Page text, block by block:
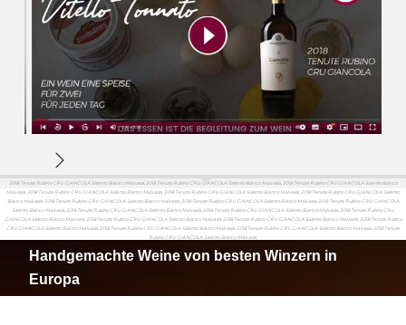
2018 Tenute Rubino CRU GIANCOLA Salento Bianco Malvasia, 2018 Tenute Rubino CRU GIANCOLA Salento Bianco Malvasia, 2018 Tenute Rubino CRU GIANCOLA Salento Bianco
Malvasia, 2018 Tenute Rubino CRU GIANCOLA Salento Bianco Malvasia, 2018 Tenute Rubino CRU GIANCOLA Salento Bianco Malvasia, 2018 Tenute Rubino CRU GIANCOLA Salento
Bianco Malvasia, 2018 Tenute Rubino CRU GIANCOLA Salento Bianco Malvasia, 2018 Tenute Rubino CRU GIANCOLA Salento Bianco Malvasia, 2018 Tenute Rubino CRU GIANCOLA
Salento Bianco Malvasia, 2018 Tenute Rubino CRU GIANCOLA Salento Bianco Malvasia, 2018 Tenute Rubino CRU GIANCOLA Salento Bianco Malvasia, 2018 Tenute Rubino CRU
GIANCOLA Salento Bianco Malvasia, 2018 Tenute Rubino CRU GIANCOLA Salento Bianco Malvasia, 2018 Tenute Rubino CRU GIANCOLA Salento Bianco Malvasia, 2018 Tenute Rubino
CRU GIANCOLA Salento Bianco Malvasia, 2018 Tenute Rubino CRU GIANCOLA Salento Bianco Malvasia, 2018 Tenute Rubino CRU GIANCOLA Salento Bianco Malvasia, 2018 Tenute
Rubino CRU GIANCOLA Salento Bianco Malvasia,
Handgemachte Weine von besten Winzern in
Europa